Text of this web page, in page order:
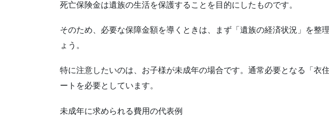
死亡保険金は遺族の生活を保護することを目的にしたものです。
そのため、必要な保障金額を導くときは、まず「遺族の経済状況」を整
ょう。
特に注意したいのは、お子様が未成年の場合です。通常必要となる「衣
ートを必要としています。
未成年に求められる費用の代表例